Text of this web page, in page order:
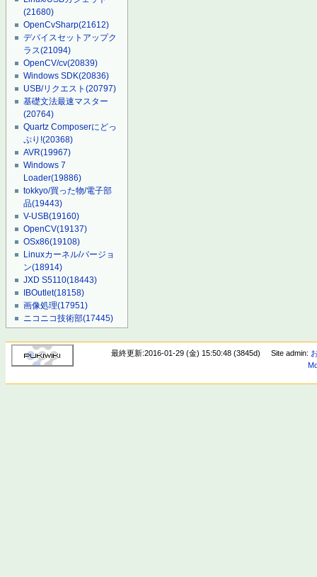
(21680)
OpenCvSharp(21612)
デバイスセットアップク
ラス(21094)
OpenCV/cv(20839)
Windows SDK(20836)
USB/リクエスト(20797)
基礎文法最速マスター
(20764)
Quartz Composerにどっ
ぷり!(20368)
AVR(19967)
Windows 7
Loader(19886)
tokkyo/買った物/電子部
品(19443)
V-USB(19160)
OpenCV(19137)
OSx86(19108)
Linuxカーネル/バージョ
ン(18914)
JXD S5110(18443)
IBOutlet(18158)
画像処理(17951)
ニコニコ技術部(17445)
最終更新:2016-01-29 (金) 15:50:48 (3845d) Site admin: